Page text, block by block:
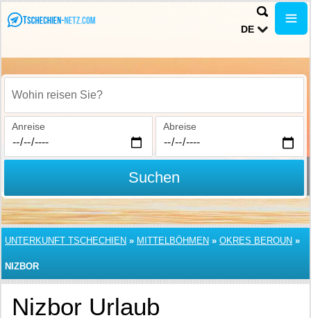
DE
Wohin reisen Sie?
Anreise Abreise
Suchen
UNTERKUNFT TSCHECHIEN » MITTELBÖHMEN » OKRES BEROUN »
NIZBOR
Nizbor Urlaub